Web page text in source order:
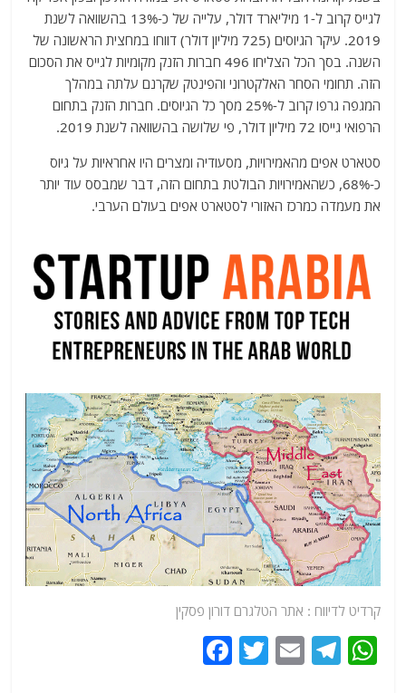
s
A
p
p
g
ra
m
l
er
e
b
o
o
k
לגייס קרוב ל-1 מיליארד דולר, עלייה של כ-13% בהשוואה לשנת
2019. עיקר הגיוסים (725 מיליון דולר) דווחו במחצית הראשונה של
השנה. בסך הכל הצליחו 496 חברות הזנק מקומיות לגייס את הסכום
הזה. תחומי הסחר האלקטרוני והפינטק שקרנם עלתה במהלך
המגפה גרפו קרוב ל-25% מסך כל הגיוסים. חברות הזנק בתחום
הרפואי גייסו 72 מיליון דולר, פי שלושה בהשוואה לשנת 2019.
סטארט אפים מהאמירויות, מסעודיה ומצרים היו אחראיות על גיוס
כ-68%, כשהאמירויות הבולטת בתחום הזה, דבר שמבסס עוד יותר
את מעמדה כמרכז האזורי לסטארט אפים בעולם הערבי.
קרדיט לדיווח : אתר הטלגרם דורון פסקין
W
T
E
T